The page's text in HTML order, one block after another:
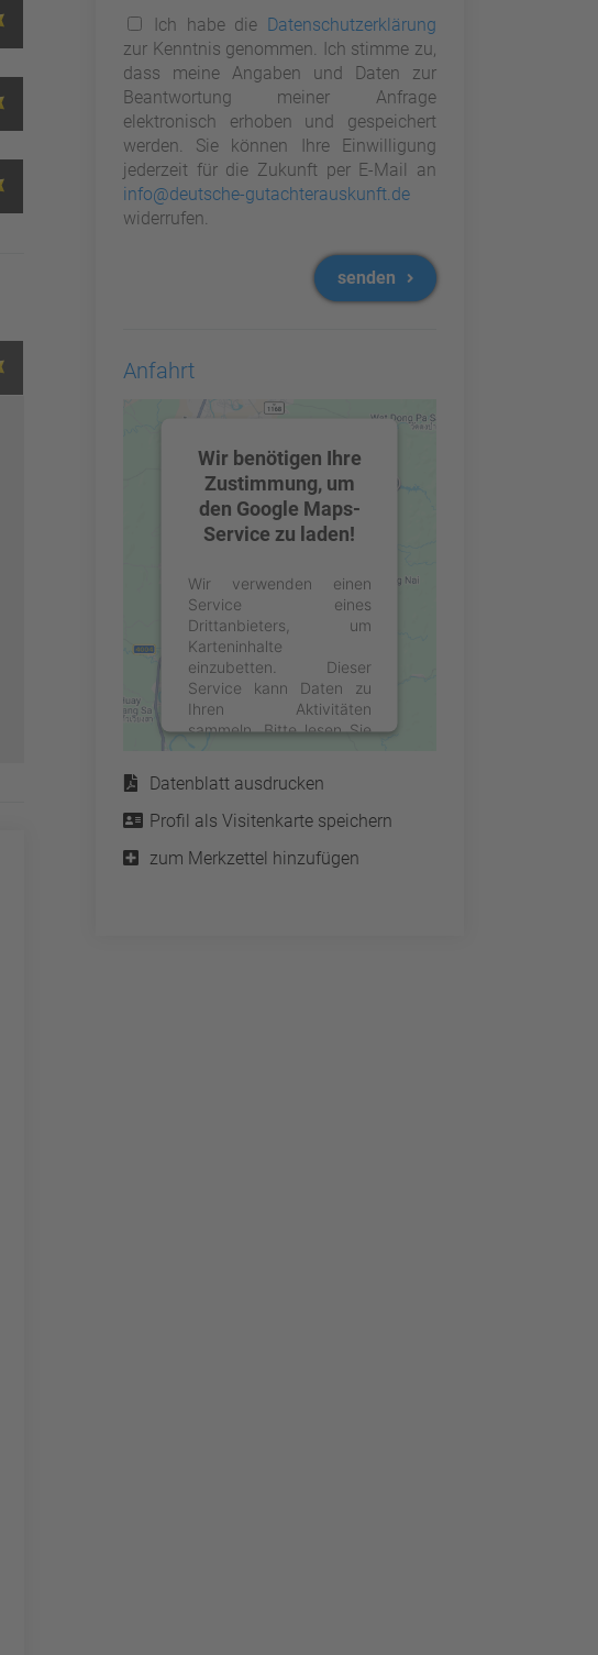
Ich habe die Datenschutzerklärung
zur Kenntnis genommen. Ich stimme zu,
dass meine Angaben und Daten zur
Beantwortung meiner Anfrage
elektronisch erhoben und gespeichert
werden. Sie können Ihre Einwilligung
jederzeit für die Zukunft per E-Mail an
info@deutsche-gutachterauskunft.de
widerrufen.
senden
Anfahrt
Wir benötigen Ihre
Zustimmung, um
den Google Maps-
Service zu laden!
Wir verwenden einen
Service eines
Drittanbieters, um
Karteninhalte
einzubetten. Dieser
Service kann Daten zu
Ihren Aktivitäten
sammeln. Bitte lesen Sie
die Details durch und
des Service zu, um diese
Karte anzuzeigen.
Mehr Informationen
Service
Datenblatt ausdrucken
Profil als Visitenkarte speichern
zum Merkzettel hinzufügen